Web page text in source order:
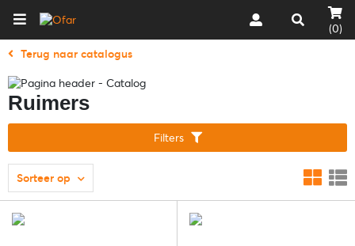
(0)
Terug naar catalogus
Ruimers
Filters
Sorteer op